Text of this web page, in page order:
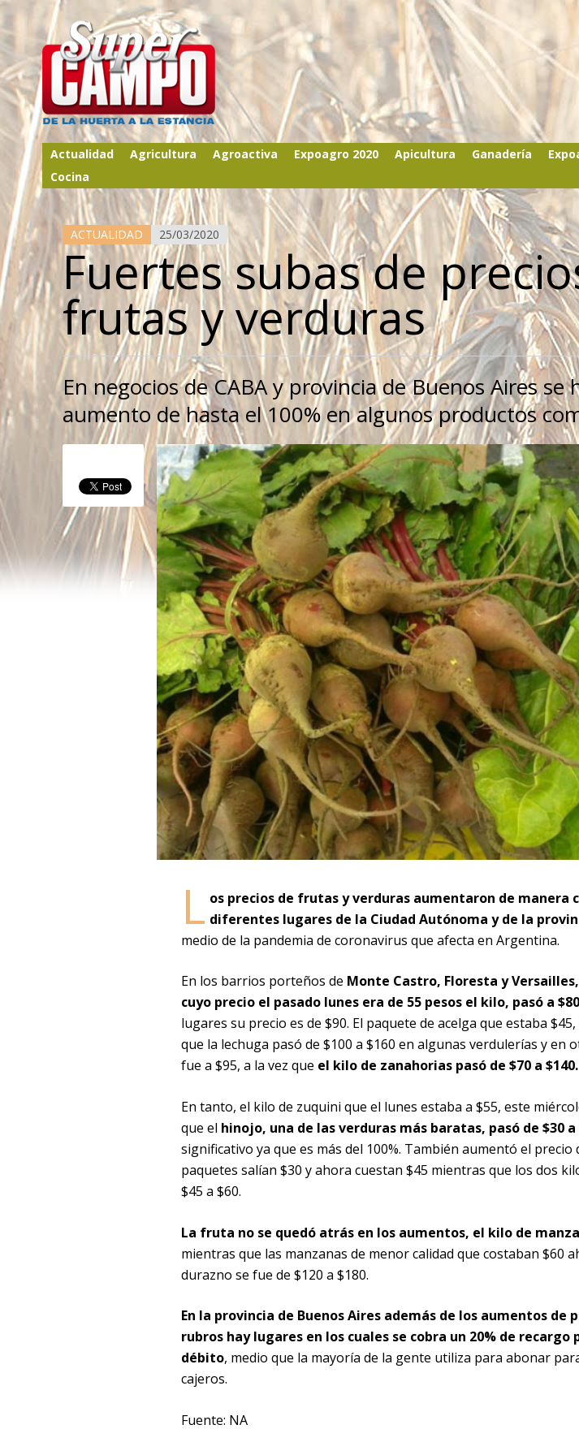
Actualidad Agricultura Agroactiva Expoagro 2020 Apicultura Ganadería
Cocina
ACTUALIDAD 25/03/2020
Fuertes subas de
frutas y verduras
En negocios de CABA y provincia de Buenos Aires se
aumento de hasta el 100% en algunos productos
L os precios de frutas y verduras aumentaron de manera
diferentes lugares de la Ciudad Autónoma y de la
medio de la pandemia de coronavirus que afecta en Argentina.
En los barrios porteños de Monte Castro, Floresta y
cuyo precio el pasado lunes era de 55 pesos el kilo, pasó a $80
lugares su precio es de $90. El paquete de acelga que estaba
que la lechuga pasó de $100 a $160 en algunas verdulerías y en
fue a $95, a la vez que el kilo de zanahorias pasó de $70 a $140.
En tanto, el kilo de zuquini que el lunes estaba a $55, este
que el hinojo, una de las verduras más baratas, pasó de $30 a
significativo ya que es más del 100%. También aumentó el precio
paquetes salían $30 y ahora cuestan $45 mientras que los dos
$45 a $60.
La fruta no se quedó atrás en los aumentos, el kilo de
mientras que las manzanas de menor calidad que costaban $60
durazno se fue de $120 a $180.
En la provincia de Buenos Aires además de los aumentos de
rubros hay lugares en los cuales se cobra un 20% de
débito, medio que la mayoría de la gente utiliza para abonar
cajeros.
Fuente: NA